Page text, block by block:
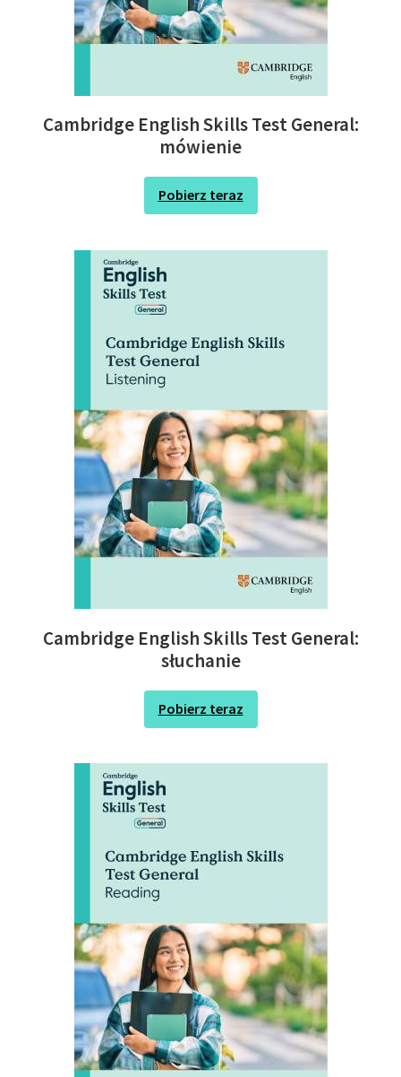
Cambridge English Skills Test General:
mówienie
Pobierz teraz
Cambridge English Skills Test General:
słuchanie
Pobierz teraz